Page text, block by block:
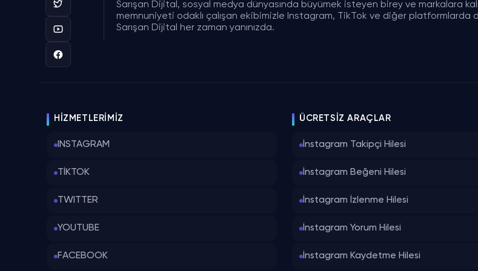
Sarışan Dijital, sosyal medya dünyasında büyümek isteyen birey ve markalara
memnuniyeti odaklı çalışan ekibimizle Instagram, TikTok ve diğer platformlarda
Sarışan Dijital her zaman yanınızda.
HIZMETLERIMIZ
INSTAGRAM
TİKTOK
TWITTER
YOUTUBE
FACEBOOK
ÜCRETSIZ ARAÇLAR
İnstagram Takipçi Hilesi
İnstagram Beğeni Hilesi
İnstagram İzlenme Hilesi
İnstagram Yorum Hilesi
İnstagram Kaydetme Hilesi